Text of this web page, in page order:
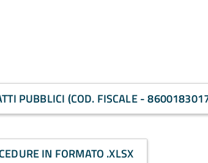
PUBBLICI (COD. FISCALE -
IN FORMATO .XLSX